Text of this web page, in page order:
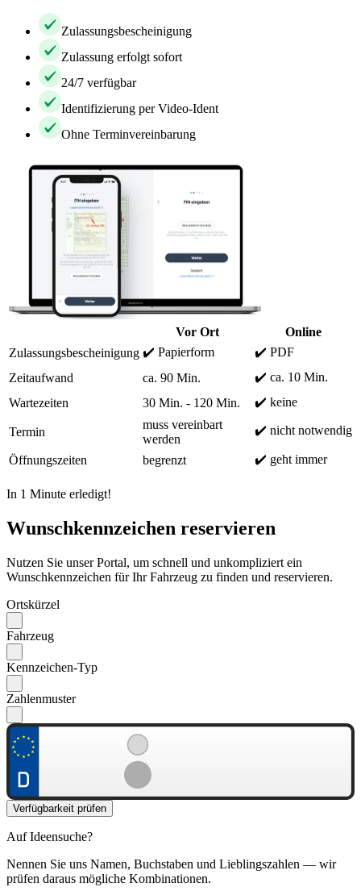
Zulassungsbescheinigung
Zulassung erfolgt sofort
24/7 verfügbar
Identifizierung per Video-Ident
Ohne Terminvereinbarung
Vor Ort
Online
Zulassungsbescheinigung ✔️ Papierform
✔️ PDF
Zeitaufwand
ca. 90 Min.
✔️ ca. 10 Min.
Wartezeiten
30 Min. - 120 Min. ✔️ keine
Termin
muss vereinbart
werden
✔️ nicht notwendig
Öffnungszeiten begrenzt ✔️ geht immer
In 1 Minute erledigt!
Wunschkennzeichen reservieren
Nutzen Sie unser Portal, um schnell und unkompliziert ein
Wunschkennzeichen für Ihr Fahrzeug zu finden und reservieren.
Ortskürzel
Fahrzeug
Kennzeichen-Typ
Zahlenmuster
Verfügbarkeit prüfen
Auf Ideensuche?
Nennen Sie uns Namen, Buchstaben und Lieblingszahlen — wir
prüfen daraus mögliche Kombinationen.